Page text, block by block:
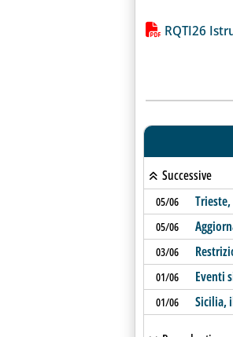
ListaRQTI26
Successive
05/06
05/06
03/06
01/06 Eventi
01/06 Sicilia,